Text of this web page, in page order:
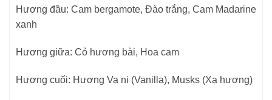
Hương đầu: Cam bergamote, Đào trắng, Cam Madarine
xanh
Hương giữa: Cỏ hương bài, Hoa cam
Hương cuối: Hương Va ni (Vanilla), Musks (Xạ hương)